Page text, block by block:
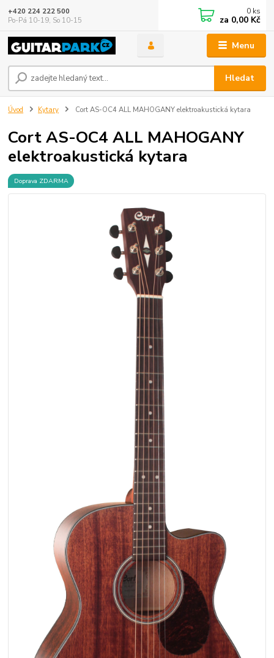
Menu
Hledat
+420 224 222 500
Po-Pá 10-19, So 10-15
0 ks
za 0,00 Kč
Úvod Kytary Cort AS-OC4 ALL MAHOGANY elektroakustická kytara
Cort AS-OC4 ALL MAHOGANY
elektroakustická kytara
Doprava ZDARMA